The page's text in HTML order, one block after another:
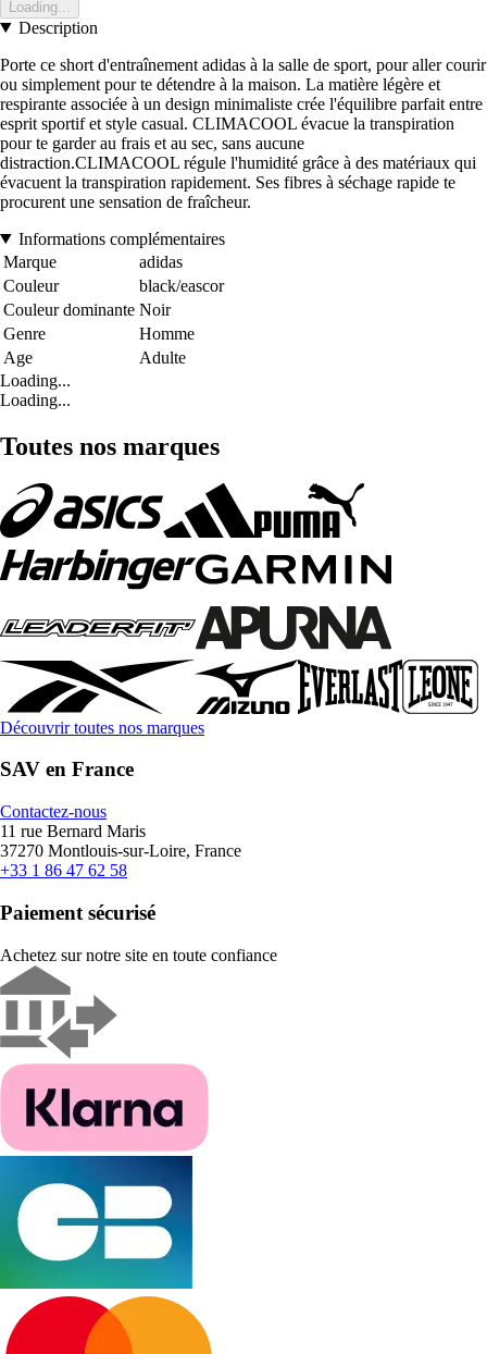
Loading...
Description
Porte ce short d'entraînement adidas à la salle de sport, pour aller courir
ou simplement pour te détendre à la maison. La matière légère et
respirante associée à un design minimaliste crée l'équilibre parfait entre
esprit sportif et style casual. CLIMACOOL évacue la transpiration
pour te garder au frais et au sec, sans aucune
distraction.CLIMACOOL régule l'humidité grâce à des matériaux qui
évacuent la transpiration rapidement. Ses fibres à séchage rapide te
procurent une sensation de fraîcheur.
Informations complémentaires
Marque
adidas
Couleur
black/eascor
Couleur dominante Noir
Genre
Homme
Age
Adulte
Loading...
Loading...
Toutes nos marques
Découvrir toutes nos marques
SAV en France
Contactez-nous
11 rue Bernard Maris
37270 Montlouis-sur-Loire, France
+33 1 86 47 62 58
Paiement sécurisé
Achetez sur notre site en toute confiance